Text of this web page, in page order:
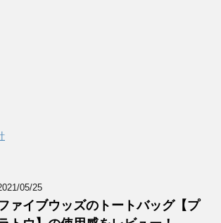
05/25
ァイブウッズのトートバッグ【プ